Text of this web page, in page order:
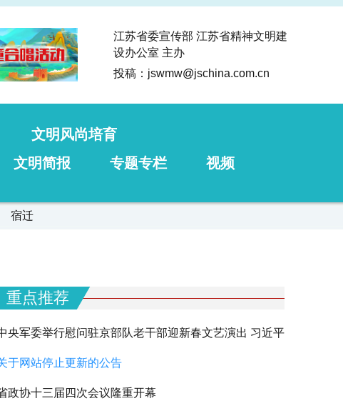
江苏省委宣传部 江苏省精神文明建
设办公室 主办
投稿：jswmw@jschina.com.cn
文明风尚培育
文明简报 专题专栏 视频
宿迁
重点推荐
央军委举行慰问驻京部队老干部迎新春文艺演出 习近平
全军老同志祝贺新春
于网站停止更新的公告
政协十三届四次会议隆重开幕